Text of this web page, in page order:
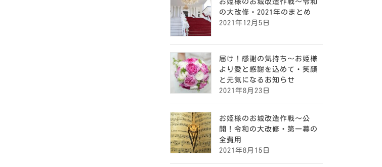
の大改修・2021年のまとめ
2021年12月5日
届け！感謝の気持ち〜お姫様
より愛と感謝を込めて・笑顔
と元気になるお知らせ
2021年8月23日
お姫様のお城改造作戦〜公
開！令和の大改修・第一幕の
全費用
2021年8月15日